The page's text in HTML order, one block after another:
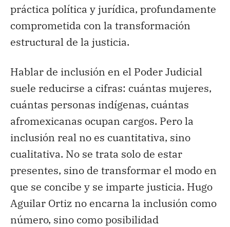
práctica política y jurídica, profundamente
comprometida con la transformación
estructural de la justicia.
Hablar de inclusión en el Poder Judicial
suele reducirse a cifras: cuántas mujeres,
cuántas personas indígenas, cuántas
afromexicanas ocupan cargos. Pero la
inclusión real no es cuantitativa, sino
cualitativa. No se trata solo de estar
presentes, sino de transformar el modo en
que se concibe y se imparte justicia. Hugo
Aguilar Ortiz no encarna la inclusión como
número, sino como posibilidad